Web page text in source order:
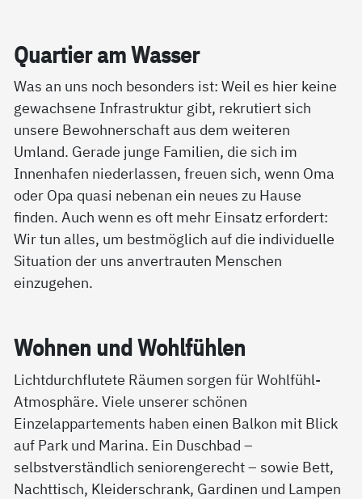
Quar­tier am Was­ser
Was an uns noch besonders ist: Weil es hier keine
gewachsene Infrastruktur gibt, rekrutiert sich
unsere Bewohnerschaft aus dem weiteren
Umland. Gerade junge Familien, die sich im
Innenhafen niederlassen, freuen sich, wenn Oma
oder Opa quasi nebenan ein neues zu Hause
finden. Auch wenn es oft mehr Einsatz erfordert:
Wir tun alles, um bestmöglich auf die individuelle
Situation der uns anvertrauten Menschen
einzugehen.
Woh­nen und Wohl­füh­len
Lichtdurchflutete Räumen sorgen für Wohlfühl-
Atmosphäre. Viele unserer schönen
Einzelappartements haben einen Balkon mit Blick
auf Park und Marina. Ein Duschbad –
selbstverständlich seniorengerecht – sowie Bett,
Nachttisch, Kleiderschrank, Gardinen und Lampen